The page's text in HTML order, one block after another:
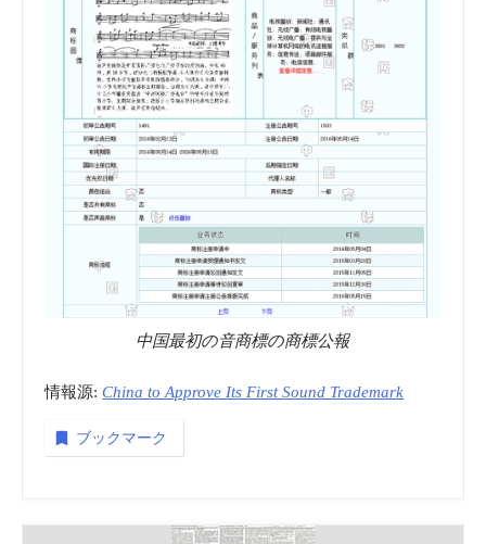
商
标
网)
商
標
検
索
(商
中国最初の音商標の商標公報
情報源:China to Approve Its First Sound Trademark
ブックマーク